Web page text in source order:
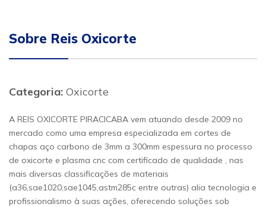
Sobre Reis Oxicorte
Categoria: Oxicorte
A REIS OXICORTE PIRACICABA vem atuando desde 2009 no
mercado como uma empresa especializada em cortes de
chapas aço carbono de 3mm a 300mm espessura no processo
de oxicorte e plasma cnc com certificado de qualidade , nas
mais diversas classificações de materiais
(a36,sae1020,sae1045,astm285c entre outras) alia tecnologia e
profissionalismo à suas ações, oferecendo soluções sob